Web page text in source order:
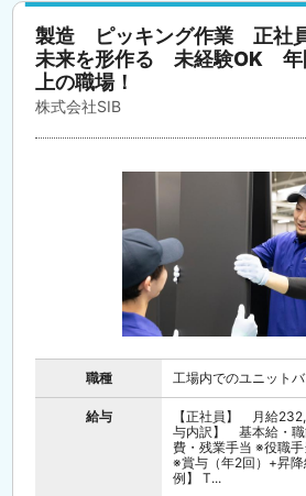
製造 ピッキング作業 正社
未来を形作る 未経験OK 年
上の職場！
株式会社SIB
職種 工場内でのユニット
給与
【正社員】 月給
与内訳】 基本給・職
費・残業手当 ※役職
※賞与（年2回）+昇
例】 T...